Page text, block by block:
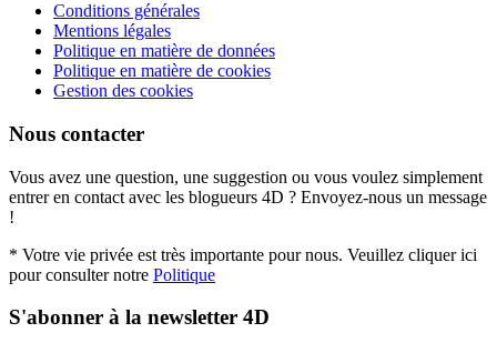
Conditions générales
Mentions légales
Politique en matière de données
Politique en matière de cookies
Gestion des cookies
Nous contacter
Vous avez une question, une suggestion ou vous voulez simplement
entrer en contact avec les blogueurs 4D ? Envoyez-nous un message
!
* Votre vie privée est très importante pour nous. Veuillez cliquer ici
pour consulter notre Politique
S'abonner à la newsletter 4D